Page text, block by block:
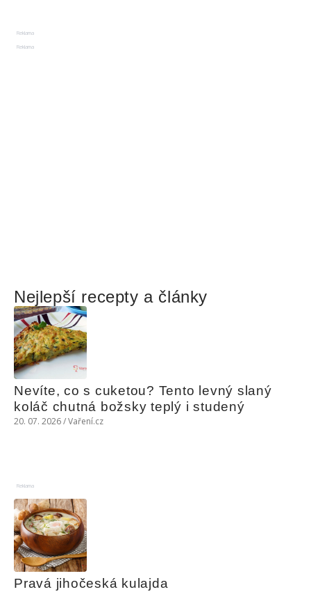
Reklama
Reklama
Nejlepší recepty a články
Nevíte, co s cuketou? Tento levný slaný
koláč chutná božsky teplý i studený
20. 07. 2026 / Vaření.cz
Reklama
Pravá jihočeská kulajda